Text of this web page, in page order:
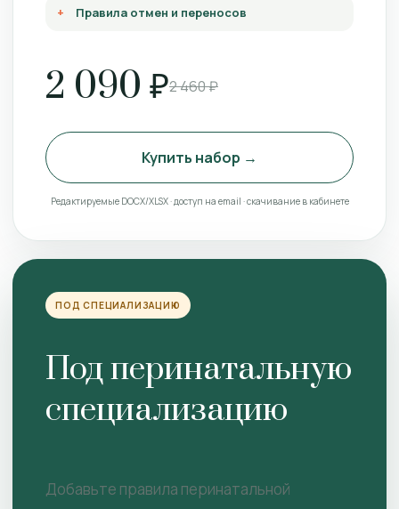
Правила отмен и переносов
2 090 ₽2 460 ₽
Купить набор →
Редактируемые DOCX/XLSX · доступ на email · скачивание в кабинете
ПОД СПЕЦИАЛИЗАЦИЮ
Под перинатальную
специализацию
Добавьте правила перинатальной